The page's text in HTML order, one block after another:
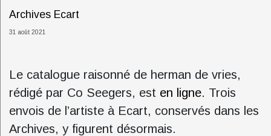
Archives Ecart
31 août 2021
Le catalogue raisonné de herman de vries,
rédigé par Co Seegers, est en ligne. Trois
envois de l’artiste à Ecart, conservés dans les
Archives, y figurent désormais.